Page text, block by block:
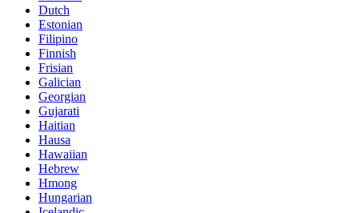
Dutch
Estonian
Filipino
Finnish
Frisian
Galician
Georgian
Gujarati
Haitian
Hausa
Hawaiian
Hebrew
Hmong
Hungarian